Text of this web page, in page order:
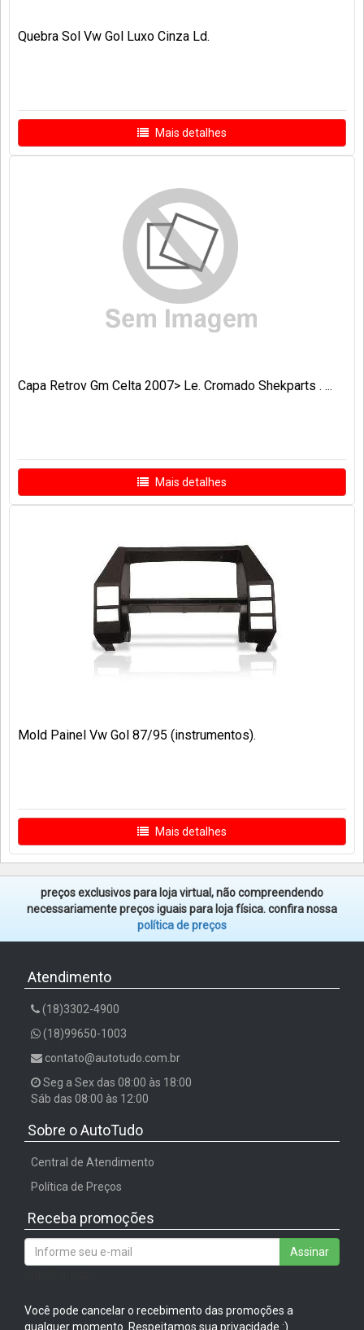
Quebra Sol Vw Gol Luxo Cinza Ld.
Mais detalhes
Capa Retrov Gm Celta 2007> Le. Cromado Shekparts . ...
Mais detalhes
Mold Painel Vw Gol 87/95 (instrumentos).
Mais detalhes
preços exclusivos para loja virtual, não compreendendo
necessariamente preços iguais para loja física. confira nossa
política de preços
Atendimento
(18)3302-4900
(18)99650-1003
contato@autotudo.com.br
Seg a Sex das 08:00 às 18:00
Sáb das 08:00 às 12:00
Sobre o AutoTudo
Central de Atendimento
Política de Preços
Receba promoções
Assinar
Você pode cancelar o recebimento das promoções a
qualquer momento. Respeitamos sua privacidade :)